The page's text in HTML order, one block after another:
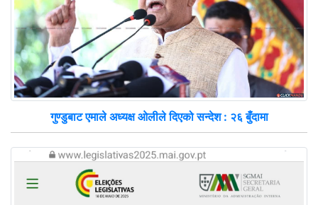
गुण्डुबाट एमाले अध्यक्ष ओलीले दिएको सन्देश : २६ बुँदामा